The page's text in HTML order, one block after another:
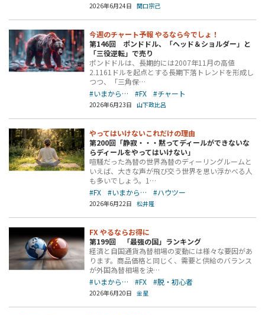
2026年6月24日 関口宗己
今週のチャート予報 やるなら今でしょ！
第146回 ポンドドル、「ヘッド＆ショルダー」と
「三役逆転」で売り
ポンドドルは、長期的には2007年11月の高値
2.1161ドルを起点とする長期下落トレンドを形成し
つつ、「三角保…
#いまから…
#FX #チャート
2026年6月23日 山下政比呂
やってはいけないこれだけの理由
第200回「静寂・・・黙ってディールができないな
らディールをやってはいけない」
喧騒だった為替の世界為替のディーリングルームと
いえば、大きな声が飛び交う世界を思い浮かべる人
も多いでしょう。1…
#FX
#いまから… #ハウツー
2026年6月22日 松井隆
FX やるならお得に
第199回 「最強の国」ランキング
経済と自国通貨為替相場の変動には様々な要因があ
ります。商品価格と同じく、需要と供給のバランス
が外国為替相場を決…
#いまから…
#FX #脱・初心者
2026年6月20日 金星